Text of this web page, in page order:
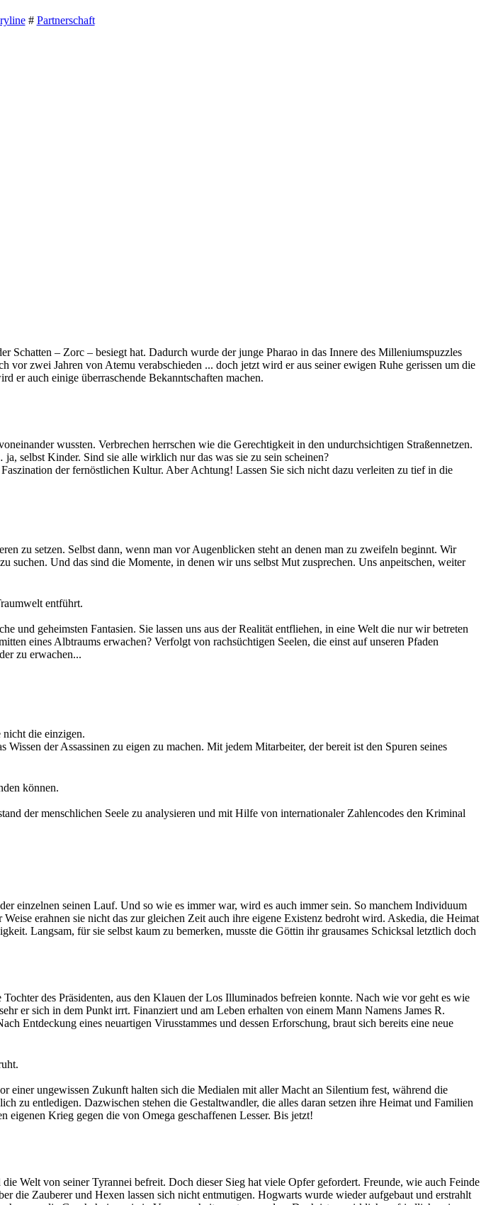
# Partnerschaft
Schatten – Zorc – besiegt hat. Dadurch wurde der junge Pharao in das Innere des Milleniumspuzzles
vor zwei Jahren von Atemu verabschieden ... doch jetzt wird er aus seiner ewigen Ruhe gerissen um die
er auch einige überraschende Bekanntschaften machen.
um den Thron zu erobern?
wussten. Verbrechen herrschen wie die Gerechtigkeit in den undurchsichtigen Straßennetzen.
selbst Kinder. Sind sie alle wirklich nur das was sie zu sein scheinen?
der fernöstlichen Kultur. Aber Achtung! Lassen Sie sich nicht dazu verleiten zu tief in die
zu Ihnen zurück.
zu setzen. Selbst dann, wenn man vor Augenblicken steht an denen man zu zweifeln beginnt. Wir
suchen. Und das sind die Momente, in denen wir uns selbst Mut zusprechen. Uns anpeitschen, weiter
Held, wenn wir mutig genug sind über unsere eigenen Grenzen hinaus zu wachsen:
Vielerorts kommt es zu Zwischenfällen, die zusehends zu Verunsicherung und Furcht führen.
lediglich abzuwarten was die Zukunft bringen wird. Eins steht aber wohl fest. Die Schurkenliga ist
zum erneuten Schlag gegen die friedliche Gesellschaft ausholt.
entführt.
und geheimsten Fantasien. Sie lassen uns aus der Realität entfliehen, in eine Welt die nur wir betreten
eines Albtraums erwachen? Verfolgt von rachsüchtigen Seelen, die einst auf unseren Pfaden
zu erwachen...
die einzigen.
der Assassinen zu eigen zu machen. Mit jedem Mitarbeiter, der bereit ist den Spuren seines
und die die Assassinen unter allen Umständen versuchten zu verbergen.
können.
der menschlichen Seele zu analysieren und mit Hilfe von internationaler Zahlencodes den Kriminal
und in einem Rehabilitationszentrum behandelt. Bessert sich sein Zustand nicht, verbringt er den
als sogenannter Vollstrecker unter der Aufsicht der Inspektoren des Amtes für öffentliche
reinigendes Licht. Ein Leuchtfeuer das es vermag Türen aufzustoßen und waschechte Helden aus
zu retten und den Abwärtstrudel umzukehren?
einzelnen seinen Lauf. Und so wie es immer war, wird es auch immer sein. So manchem Individuum
erahnen sie nicht das zur gleichen Zeit auch ihre eigene Existenz bedroht wird. Askedia, die Heimat
Langsam, für sie selbst kaum zu bemerken, musste die Göttin ihr grausames Schicksal letztlich doch
sie Hilfe. Beistand von den großen und kleinen Helden aus all jenen Welten, denen sie Leben
des Präsidenten, aus den Klauen der Los Illuminados befreien konnte. Nach wie vor geht es wie
er sich in dem Punkt irrt. Finanziert und am Leben erhalten von einem Mann Namens James R.
Entdeckung eines neuartigen Virusstammes und dessen Erforschung, braut sich bereits eine neue
zu ihm Nahe Denver ab und der Agent verschwindet spurlos, während sich die – erst vor sechs
Mountains war lediglich der Beginn etwas sehr viel schlimmerem.
einer ungewissen Zukunft halten sich die Medialen mit aller Macht an Silentium fest, während die
zu entledigen. Dazwischen stehen die Gestaltwandler, die alles daran setzen ihre Heimat und Familien
Krieg gegen die von Omega geschaffenen Lesser. Bis jetzt!
Welt von seiner Tyrannei befreit. Doch dieser Sieg hat viele Opfer gefordert. Freunde, wie auch Feinde
die Zauberer und Hexen lassen sich nicht entmutigen. Hogwarts wurde wieder aufgebaut und erstrahlt